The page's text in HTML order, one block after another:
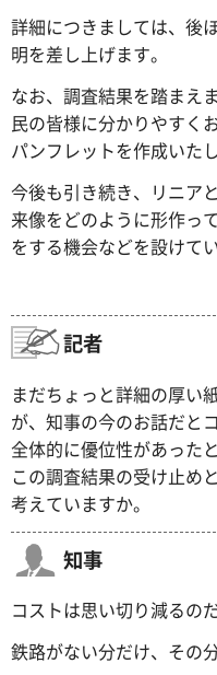
詳細につきましては、後
明を差し上げます。
なお、調査結果を踏まえ
民の皆様に分かりやすく
パンフレットを作成いた
今後も引き続き、リニア
来像をどのように形作っ
をする機会などを設けて
記者
まだちょっと詳細の厚い
が、知事の今のお話だと
全体的に優位性があった
この調査結果の受け止め
考えていますか。
知事
コストは思い切り減るの
鉄路がない分だけ、その